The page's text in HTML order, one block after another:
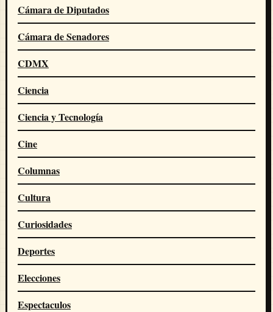
Cámara de Diputados
Cámara de Senadores
CDMX
Ciencia
Ciencia y Tecnología
Cine
Columnas
Cultura
Curiosidades
Deportes
Elecciones
Espectaculos